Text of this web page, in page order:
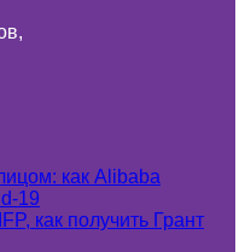
как Alibaba
19
как получить Грант